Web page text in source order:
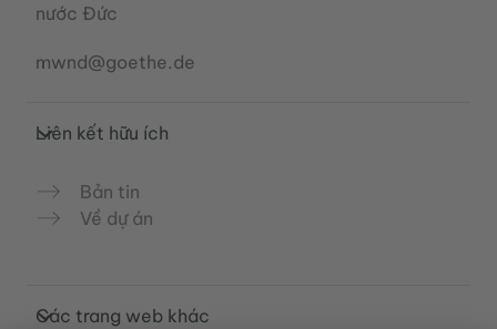
nước Đức
mwnd@goethe.de
Liên kết hữu ích
Bản tin
Về dự án
Các trang web khác